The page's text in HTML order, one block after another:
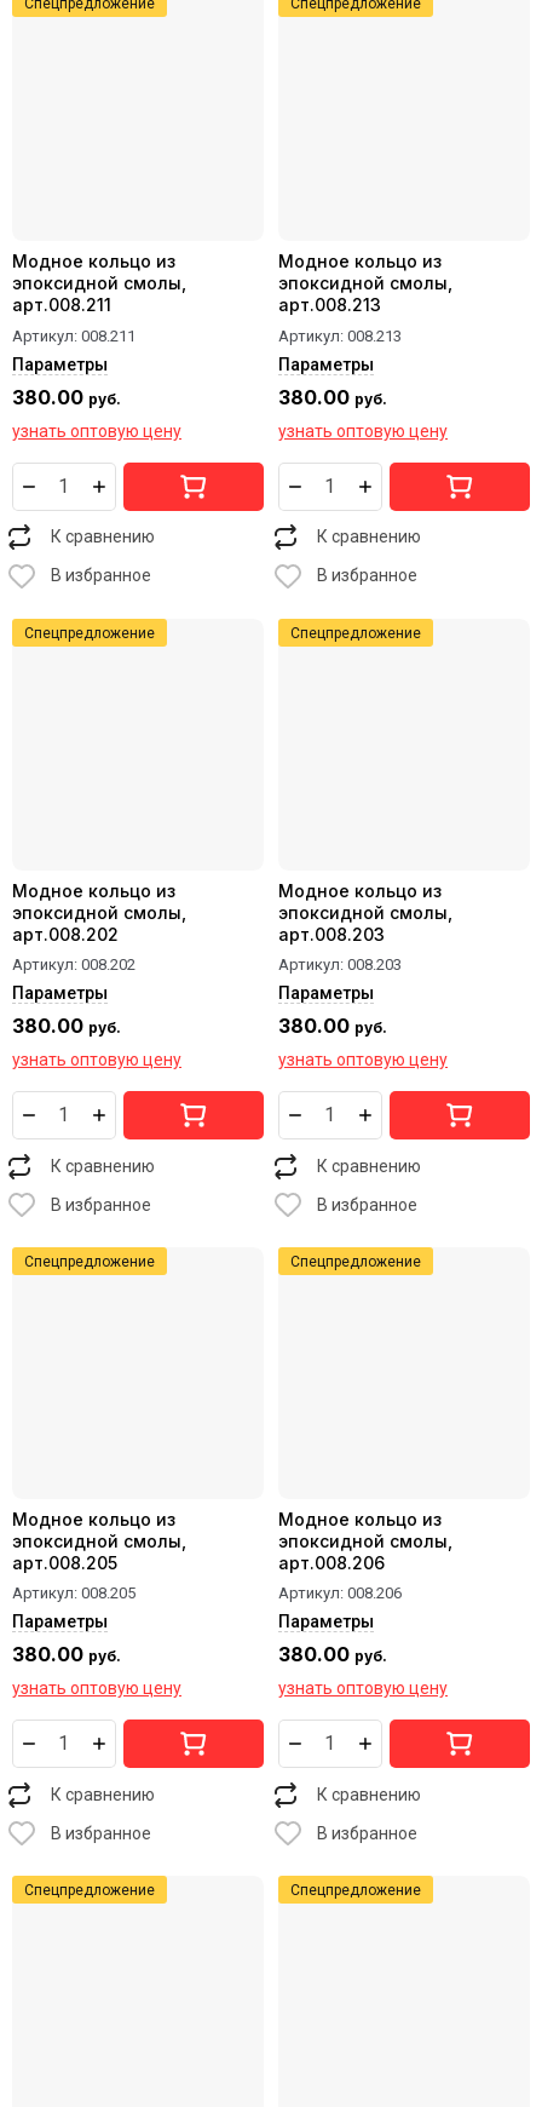
Спецпредложение
Модное кольцо из
эпоксидной смолы,
арт.008.211
Артикул: 008.211
Параметры
380.00 руб.
узнать оптовую цену
К сравнению
В избранное
Спецпредложение
Модное кольцо из
эпоксидной смолы,
арт.008.213
Артикул: 008.213
Параметры
380.00 руб.
узнать оптовую цену
К сравнению
В избранное
Спецпредложение
Модное кольцо из
эпоксидной смолы,
арт.008.202
Артикул: 008.202
Параметры
380.00 руб.
узнать оптовую цену
К сравнению
В избранное
Спецпредложение
Модное кольцо из
эпоксидной смолы,
арт.008.203
Артикул: 008.203
Параметры
380.00 руб.
узнать оптовую цену
К сравнению
В избранное
Спецпредложение
Модное кольцо из
эпоксидной смолы,
арт.008.205
Артикул: 008.205
Параметры
380.00 руб.
узнать оптовую цену
К сравнению
В избранное
Спецпредложение
Модное кольцо из
эпоксидной смолы,
арт.008.206
Артикул: 008.206
Параметры
380.00 руб.
узнать оптовую цену
К сравнению
В избранное
Спецпредложение Спецпредложение